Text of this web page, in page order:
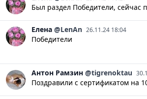
Был раздел Победители, сейчас
Елена @LenAn 26.11.24 18:04
Победители
Антон Рамзин @tigrenoktau
Поздравили с сертификатом на